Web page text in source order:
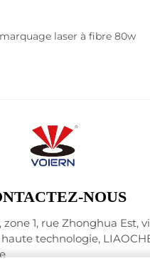
laser à fibre 80w
NOUS
zone 1, rue Zhonghua Est,
technologie,